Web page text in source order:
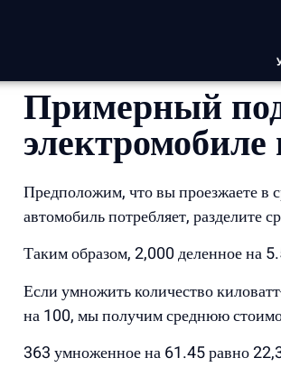
Примерный
Предположим, что вы проезжаете в
автомобиль потребляет, разделите
Таким образом, 2,000 деленное на
Если умножить количество
на 100, мы получим среднюю
363 умноженное на 61.45 равно